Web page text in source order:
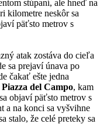
stúpaní, ale hneď na
kilometre neskôr sa
päťsto metrov s
atak zostáva do cieľa
sa prejaví únava po
čakať ešte jedna
Piazza del Campo, kam
objaví päťsto metrov s
a na konci sa vyšvihne
stalo, že celé preteky sa